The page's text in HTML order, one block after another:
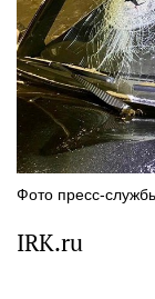
Фото пресс-
IRK.ru